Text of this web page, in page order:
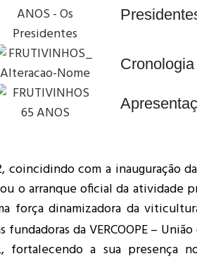
Cronologia
, coincidindo com a inauguração
o arranque oficial da atividade
força dinamizadora da
da VERCOOPE – União
fortalecendo a sua presença